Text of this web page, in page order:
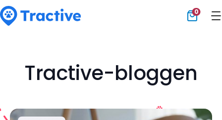
0
Tractive-bloggen